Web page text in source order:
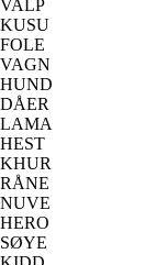
VALP
KUSU
FOLE
VAGN
HUND
DÅER
LAMA
HEST
KHUR
RÅNE
NUVE
HERO
SØYE